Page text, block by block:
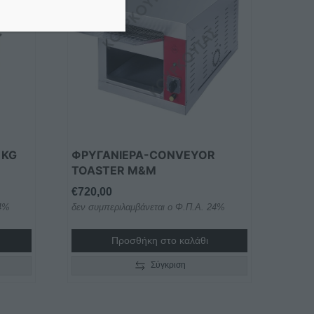
ΦΡΥΓΑΝΙΕΡΑ-CONVEYOR
TOASTER M&M
€720,00
δεν συμπεριλαμβάνεται ο Φ.Π.Α. 24%
Προσθήκη στο καλάθι
Σύγκριση